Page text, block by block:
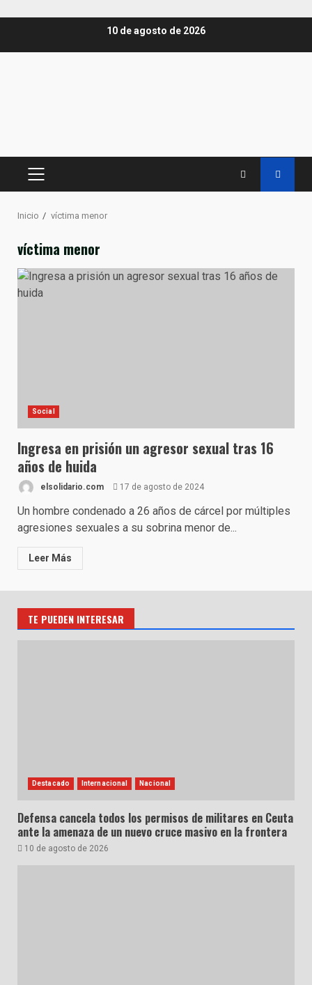
10 de agosto de 2026
MENÚ
Inicio víctima menor
víctima menor
Social
Ingresa en prisión un agresor sexual tras 16
años de huida
elsolidario.com 17 de agosto de 2024
Un hombre condenado a 26 años de cárcel por múltiples
agresiones sexuales a su sobrina menor de...
Leer Más
TE PUEDEN INTERESAR
Destacado Internacional Nacional
Defensa cancela todos los permisos de militares en Ceuta
ante la amenaza de un nuevo cruce masivo en la frontera
10 de agosto de 2026